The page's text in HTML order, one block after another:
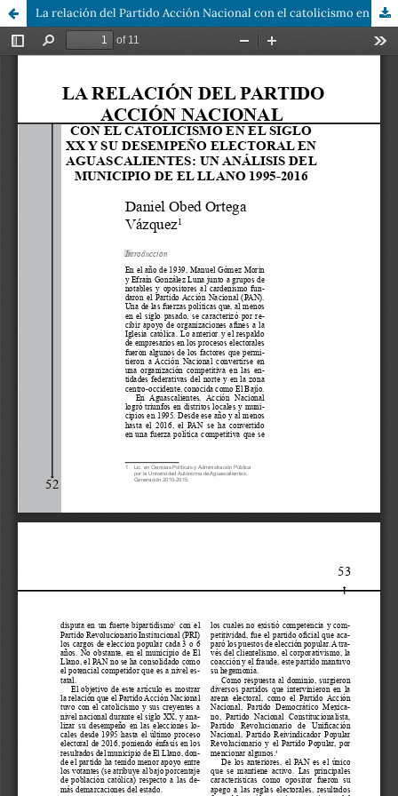
La relación del Partido Acción Nacional con el catolicismo en el siglo XX y su desempeño electoral en Aguascalientes: un análisis del municipio de El Llano: 1995-2016